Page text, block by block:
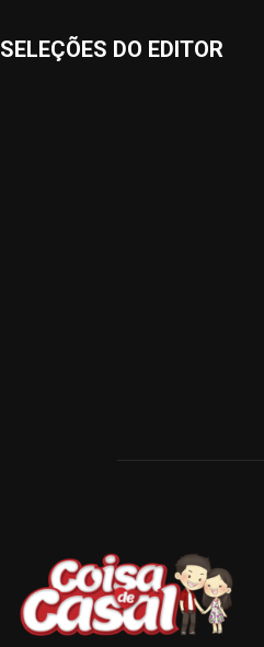
SELEÇÕES DO EDITOR